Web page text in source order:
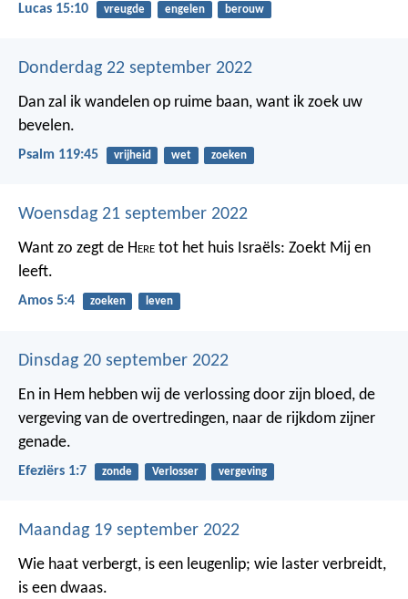
Lucas 15:10 vreugde engelen berouw
Donderdag 22 september 2022
Dan zal ik wandelen op ruime baan, want ik zoek uw
bevelen.
Psalm 119:45 vrijheid wet zoeken
Woensdag 21 september 2022
Want zo zegt de Here tot het huis Israëls: Zoekt Mij en
leeft.
Amos 5:4 zoeken leven
Dinsdag 20 september 2022
En in Hem hebben wij de verlossing door zijn bloed, de
vergeving van de overtredingen, naar de rijkdom zijner
genade.
Efeziërs 1:7 zonde Verlosser vergeving
Maandag 19 september 2022
Wie haat verbergt, is een leugenlip; wie laster verbreidt,
is een dwaas.